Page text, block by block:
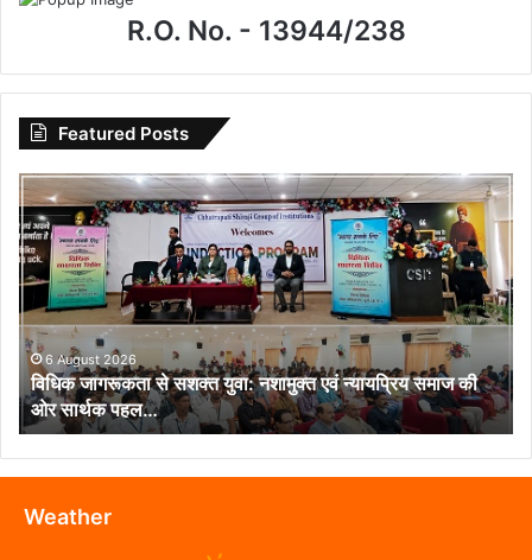
R.O. No. - 13944/238
Featured Posts
विधिक
जागरूकता
से
सशक्त
युवा:
नशामुक्त
एवं
न्यायप्रिय
समाज
की
ओर
सार्थक
पहल…
6 August 2026
विधिक जागरूकता से सशक्त युवा: नशामुक्त एवं न्यायप्रिय समाज की
ओर सार्थक पहल…
Weather